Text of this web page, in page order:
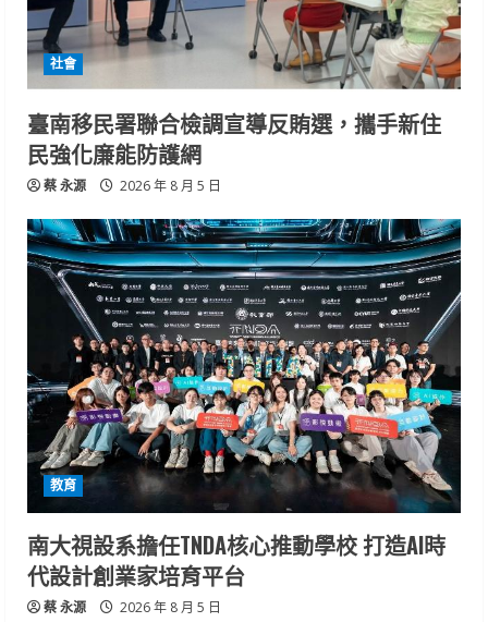
社會
臺南移民署聯合檢調宣導反賄選，攜手新住
民強化廉能防護網
蔡 永源 2026 年 8 月 5 日
教育
南大視設系擔任TNDA核心推動學校 打造AI時
代設計創業家培育平台
蔡 永源 2026 年 8 月 5 日